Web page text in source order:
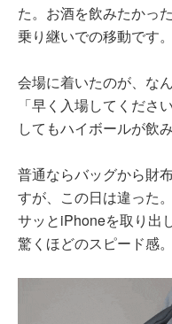
た。お酒を飲みたかっ
乗り継いでの移動です。
会場に着いたのが、な
「早く入場してくださ
してもハイボールが飲
普通ならバッグから財
すが、この日は違った
サッとiPhoneを取り出
驚くほどのスピード感。